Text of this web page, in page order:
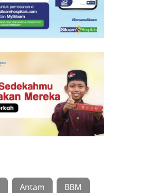
Antam BBM